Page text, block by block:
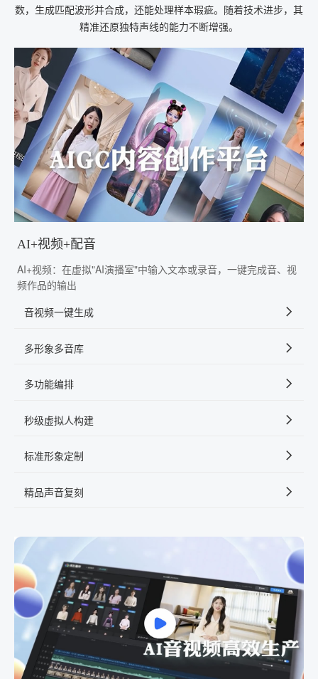
数，生成匹配波形并合成，还能处理样本瑕疵。随着技术进步，其
精准还原独特声线的能力不断增强。
AI+视频+配音
AI+视频：在虚拟"AI演播室"中输入文本或录音，一键完成音、视
频作品的输出
音视频一键生成
多形象多音库
多功能编排
秒级虚拟人构建
标准形象定制
精品声音复刻